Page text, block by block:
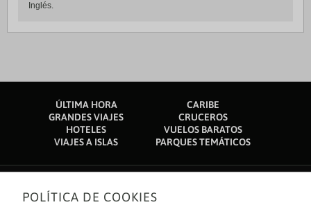
Inglés.
ÚLTIMA HORA
CARIBE
GRANDES VIAJES
CRUCEROS
HOTELES
VUELOS BARATOS
VIAJES A ISLAS
PARQUES TEMÁTICOS
Sobre nosotros
POLÍTICA DE COOKIES